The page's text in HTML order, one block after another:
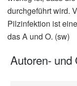
durchgeführt wird.
Pilzinfektion ist
das A und O. (sw)
Autoren- und